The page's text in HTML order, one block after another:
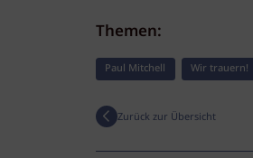
Themen:
Paul Mitchell Wir trauern!
Zurück zur Übersicht